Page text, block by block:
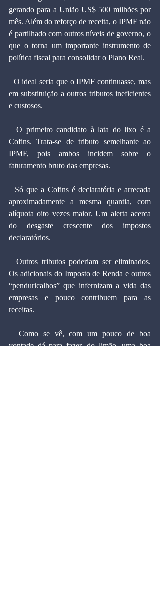
gerando para a União US$ 500 milhões por
mês. Além do reforço de receita, o IPMF não
é partilhado com outros níveis de governo, o
que o torna um importante instrumento de
política fiscal para consolidar o Plano Real.
em substituição a outros tributos ineficientes
e custosos.
Cofins. Trata-se de tributo semelhante ao
IPMF, pois ambos incidem sobre o
faturamento bruto das empresas.
aproximadamente a mesma quantia, com
alíquota oito vezes maior. Um alerta acerca
do desgaste crescente dos impostos
declaratórios.
Os adicionais do Imposto de Renda e outros
“penduricalhos” que infernizam a vida das
empresas e pouco contribuem para as
receitas.
vontade dá para fazer, do limão, uma boa